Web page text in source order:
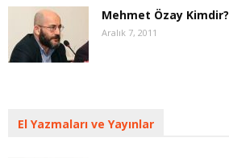
Mehmet Özay Kimdir?
Aralık 7, 2011
El Yazmaları ve Yayınlar